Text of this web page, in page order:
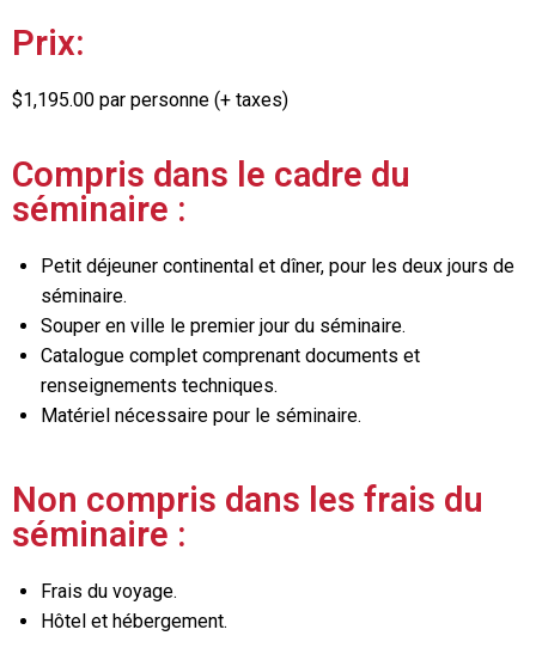
Prix:
$1,195.00 par personne (+ taxes)
Compris dans le cadre du
séminaire :
Petit déjeuner continental et dîner, pour les deux jours de
séminaire.
Souper en ville le premier jour du séminaire.
Catalogue complet comprenant documents et
renseignements techniques.
Matériel nécessaire pour le séminaire.
Non compris dans les frais du
séminaire :
Frais du voyage.
Hôtel et hébergement.